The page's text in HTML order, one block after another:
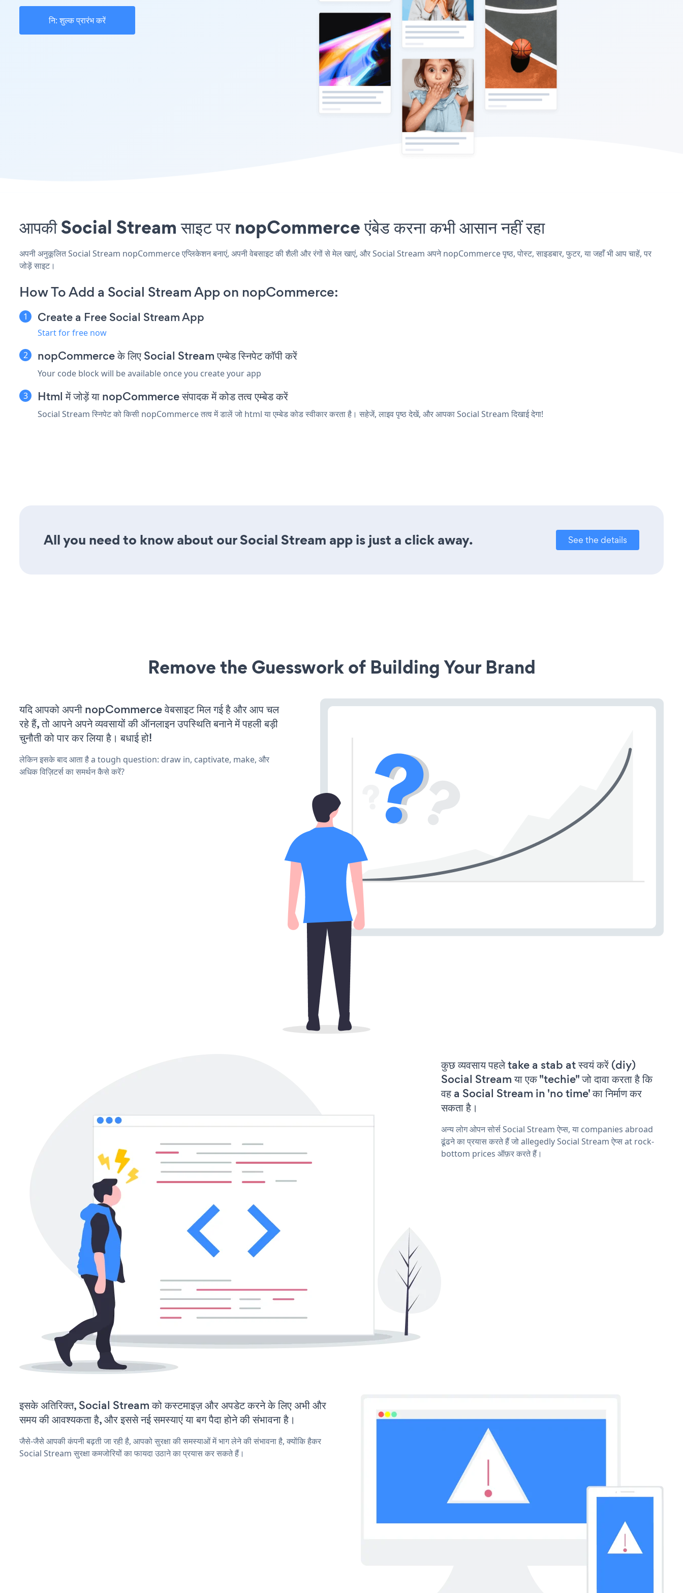
नि: शुल्क प्रारंभ करें
आपकी Social Stream साइट पर nopCommerce एंबेड करना कभी आसान नहीं रहा
अपनी अनुकूलित Social Stream nopCommerce एप्लिकेशन बनाएं, अपनी वेबसाइट की शैली और रंगों से मेल खाएं, और Social Stream अपने nopCommerce पृष्ठ, पोस्ट, साइडबार, फुटर, या जहाँ भी आप चाहें, पर
जोड़ें साइट।
How To Add a Social Stream App on nopCommerce:
Create a Free Social Stream App
Start for free now
nopCommerce के लिए Social Stream एम्बेड स्निपेट कॉपी करें
Your code block will be available once you create your app
Html में जोड़ें या nopCommerce संपादक में कोड तत्व एम्बेड करें
Social Stream स्निपेट को किसी nopCommerce तत्व में डालें जो html या एम्बेड कोड स्वीकार करता है। सहेजें, लाइव पृष्ठ देखें, और आपका Social Stream दिखाई देगा!
All you need to know about our Social Stream app is just a click away. See the details
Remove the Guesswork of Building Your Brand
यदि आपको अपनी nopCommerce वेबसाइट मिल गई है और आप चल
रहे हैं, तो आपने अपने व्यवसायों की ऑनलाइन उपस्थिति बनाने में पहली बड़ी
चुनौती को पार कर लिया है। बधाई हो!
लेकिन इसके बाद आता है a tough question: draw in, captivate, make, और
अधिक विज़िटर्स का समर्थन कैसे करें?
कुछ व्यवसाय पहले take a stab at स्वयं करें (diy)
Social Stream या एक "techie" जो दावा करता है कि
वह a Social Stream in 'no time' का निर्माण कर
सकता है।
अन्य लोग ओपन सोर्स Social Stream ऐप्स, या companies abroad
ढूंढने का प्रयास करते हैं जो allegedly Social Stream ऐप्स at rock-
bottom prices ऑफ़र करते हैं।
इसके अतिरिक्त, Social Stream को कस्टमाइज़ और अपडेट करने के लिए अभी और
समय की आवश्यकता है, और इससे नई समस्याएं या बग पैदा होने की संभावना है।
जैसे-जैसे आपकी कंपनी बढ़ती जा रही है, आपको सुरक्षा की समस्याओं में भाग लेने की संभावना है, क्योंकि हैकर
Social Stream सुरक्षा कमजोरियों का फायदा उठाने का प्रयास कर सकते हैं।